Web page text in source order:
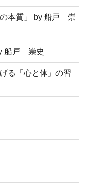
本質」 by 船戸 崇
船戸 崇史
る「心と体」の習